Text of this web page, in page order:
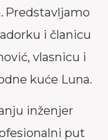
Predstavljamo
i članicu
vlasnicu i
kuće Luna.
inženjer
put